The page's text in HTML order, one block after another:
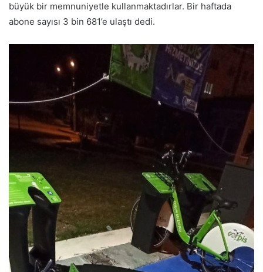
büyük bir memnuniyetle kullanmaktadırlar. Bir haftada
abone sayısı 3 bin 681’e ulaştı dedi.